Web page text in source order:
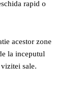
rapid o
acestor zone
la inceputul
sale.